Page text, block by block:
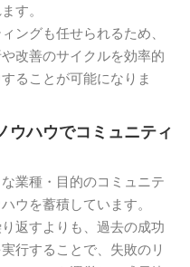
す。
ングも任せられるため、
改善のサイクルを効率的
ることが可能になりま
ウハウでコミュニティ
業種・目的のコミュニテ
ウを蓄積しています。
返すよりも、過去の成功
行することで、失敗のリ